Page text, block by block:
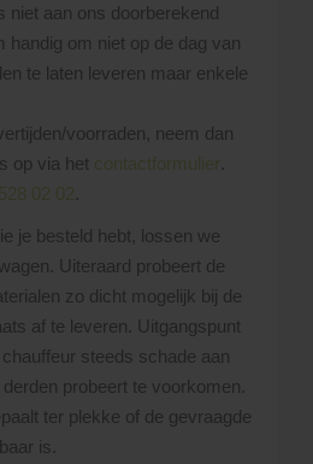
niet aan ons doorberekend
handig om niet op de dag van
te laten leveren maar enkele
voorraden, neem dan
op via het contactformulier
02 02
je besteld hebt, lossen we
Uiteraard probeert de
zo dicht mogelijk bij de
af te leveren. Uitgangspunt
steeds schade aan
probeert te voorkomen.
ter plekke of de gevraagde
is.